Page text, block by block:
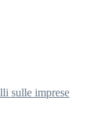
sulle imprese